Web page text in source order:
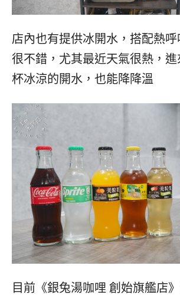
店內也有提供冰開水， 搭配熱呼
很不錯， 尤其最近天氣很熱，
杯冰涼的開水， 也能降降溫
目前《銀兔湯咖哩 創始旗艦店